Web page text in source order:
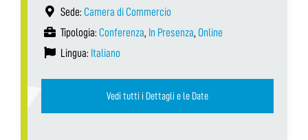
Sede: Camera di Commercio
Tipologia: Conferenza, In Presenza, Online
Lingua: Italiano
Vedi tutti i Dettagli e le Date